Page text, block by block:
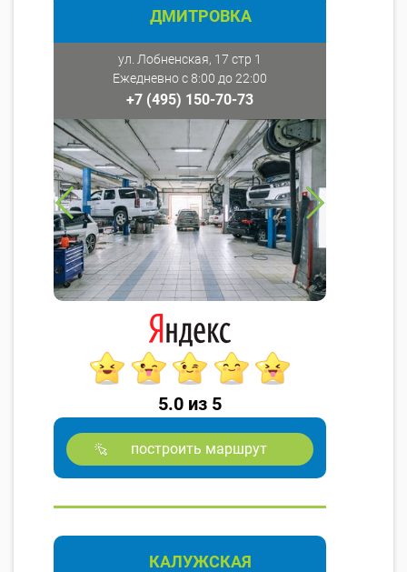
ДМИТРОВКА
ул. Лобненская, 17 стр 1
Ежедневно с 8:00 до 22:00
+7 (495) 150-70-73
5.0 из 5
построить маршрут
КАЛУЖСКАЯ